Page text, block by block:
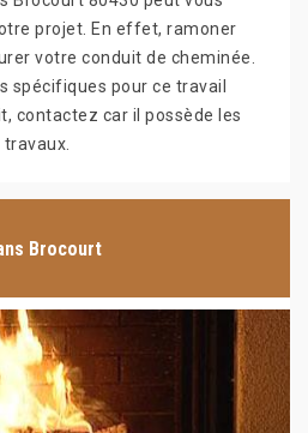
projet. En effet, ramoner
votre conduit de cheminée.
spécifiques pour ce travail
contactez car il possède les
Brocourt